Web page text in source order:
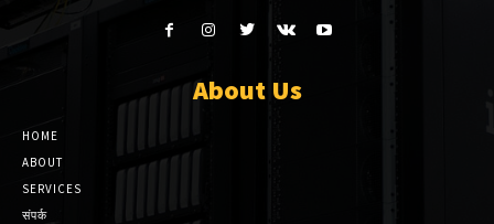
About Us
HOME
ABOUT
SERVICES
संपर्क